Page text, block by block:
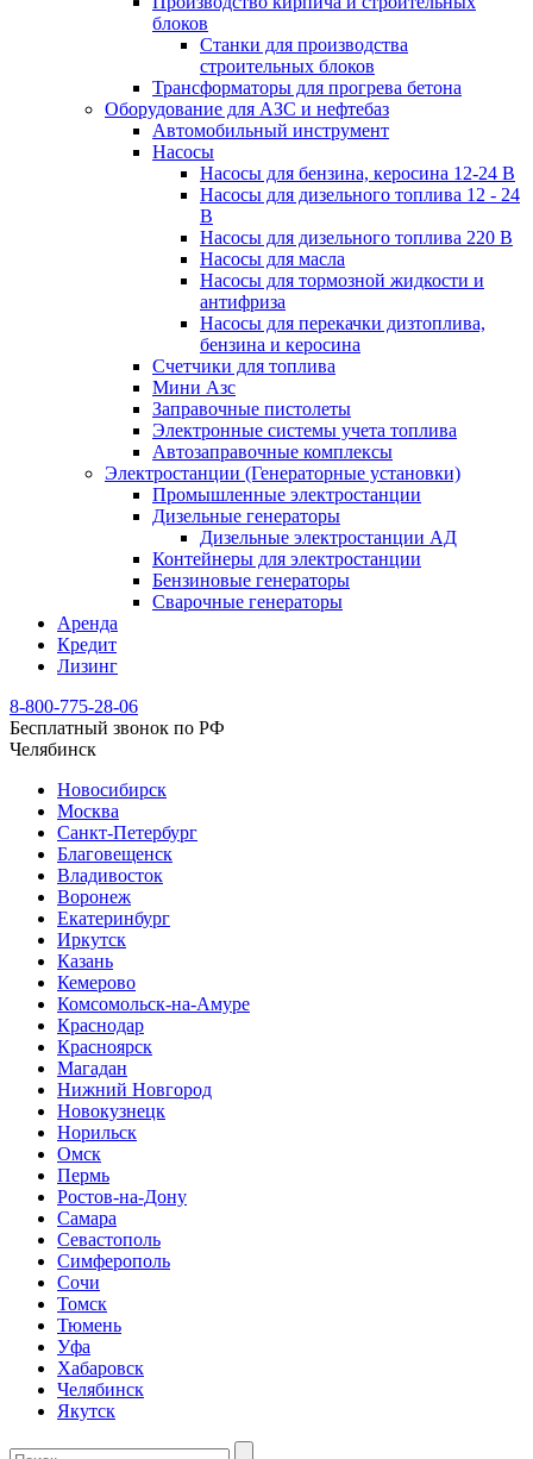
блоков
Cтанки для производства
строительных блоков
Трансформаторы для прогрева бетона
Оборудование для АЗС и нефтебаз
Автомобильный инструмент
Насосы
Насосы для бензина, керосина 12-24 В
Насосы для дизельного топлива 12 - 24
В
Насосы для дизельного топлива 220 В
Насосы для масла
Насосы для тормозной жидкости и
антифриза
Насосы для перекачки дизтоплива,
бензина и керосина
Счетчики для топлива
Мини Азс
Заправочные пистолеты
Электронные системы учета топлива
Автозаправочные комплексы
Электростанции (Генераторные установки)
Промышленные электростанции
Дизельные генераторы
Дизельные электростанции АД
Контейнеры для электростанции
Бензиновые генераторы
Сварочные генераторы
Аренда
Кредит
Лизинг
8-800-775-28-06
Бесплатный звонок по РФ
Челябинск
Новосибирск
Москва
Санкт-Петербург
Благовещенск
Владивосток
Воронеж
Екатеринбург
Иркутск
Казань
Кемерово
Комсомольск-на-Амуре
Краснодар
Красноярск
Магадан
Нижний Новгород
Новокузнецк
Норильск
Омск
Пермь
Ростов-на-Дону
Самара
Севастополь
Симферополь
Сочи
Томск
Тюмень
Уфа
Хабаровск
Челябинск
Якутск